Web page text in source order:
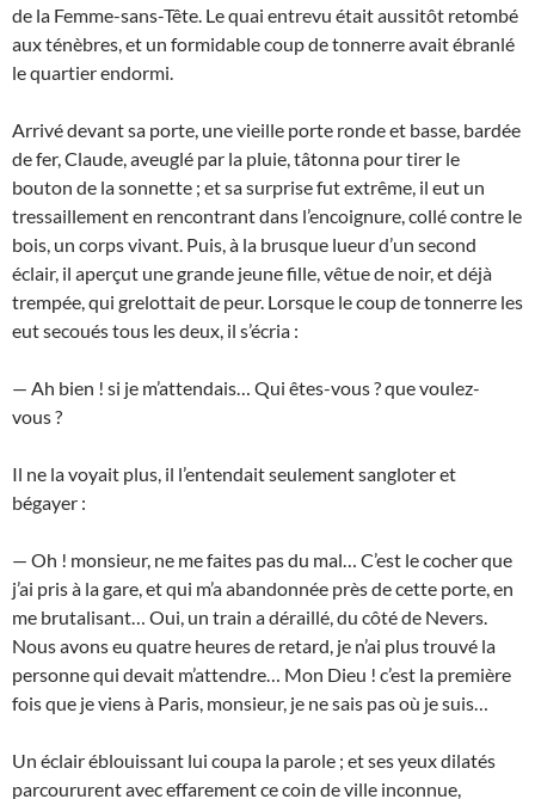
de la Femme-sans-Tête. Le quai entrevu était aussitôt retombé
aux ténèbres, et un formidable coup de tonnerre avait ébranlé
le quartier endormi.
Arrivé devant sa porte, une vieille porte ronde et basse, bardée
de fer, Claude, aveuglé par la pluie, tâtonna pour tirer le
bouton de la sonnette ; et sa surprise fut extrême, il eut un
tressaillement en rencontrant dans l’encoignure, collé contre le
bois, un corps vivant. Puis, à la brusque lueur d’un second
éclair, il aperçut une grande jeune fille, vêtue de noir, et déjà
trempée, qui grelottait de peur. Lorsque le coup de tonnerre les
eut secoués tous les deux, il s’écria :
— Ah bien ! si je m’attendais… Qui êtes-vous ? que voulez-
vous ?
Il ne la voyait plus, il l’entendait seulement sangloter et
bégayer :
— Oh ! monsieur, ne me faites pas du mal… C’est le cocher que
j’ai pris à la gare, et qui m’a abandonnée près de cette porte, en
me brutalisant… Oui, un train a déraillé, du côté de Nevers.
Nous avons eu quatre heures de retard, je n’ai plus trouvé la
personne qui devait m’attendre… Mon Dieu ! c’est la première
fois que je viens à Paris, monsieur, je ne sais pas où je suis…
Un éclair éblouissant lui coupa la parole ; et ses yeux dilatés
parcoururent avec effarement ce coin de ville inconnue,